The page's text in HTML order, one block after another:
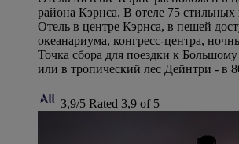
района Кэрнса. В отеле 75 стильных
Отель в центре Кэрнса, в пешей
океанариума, конгресс-центра,
Точка сбора для поездки к
или в тропический лес Дейнтри - в
3,9/5 Rated 3,9 of 5